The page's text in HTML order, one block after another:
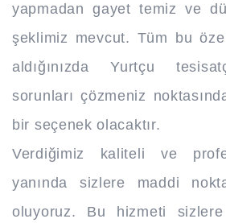
yapmadan gayet temiz ve
şeklimiz mevcut. Tüm bu
aldığınızda Yurtçu
sorunları çözmeniz
bir seçenek olacaktır.
Verdiğimiz kaliteli ve
yanında sizlere maddi
oluyoruz. Bu hizmeti